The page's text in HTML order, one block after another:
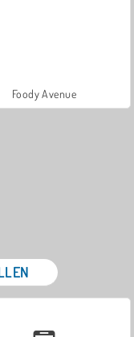
Foody Avenue